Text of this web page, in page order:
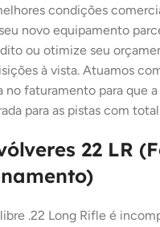
condições
novo equipamento
ou otimize seu
à vista. Atuamos
faturamento para que a
para as pistas com
22 LR
.22 Long Rifle é